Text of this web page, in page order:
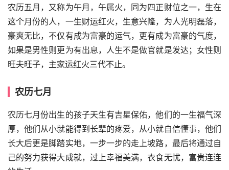
农历五月，又称为午月，午属火，同为四正财位之一，生在
这个月份的人，一生财运红火，生意兴隆，为人光明磊落，
豪爽无比，不仅有成为富豪的运气，更有成为富豪的气度，
如果是男性则更为有出息，人生不是做官就是发达；女性则
旺夫旺子，主家运红火三代不止。
农历七月
农历七月份出生的孩子天生有吉星保佑，他们的一生福气深
厚，他们从小就能得到长辈的疼爱，从小就自信懂事，他们
长大后更是脚踏实地，一步一步的走上坡路，最后将通过自
己的努力获得大成就，过上幸福美满，衣食无忧，富贵连连